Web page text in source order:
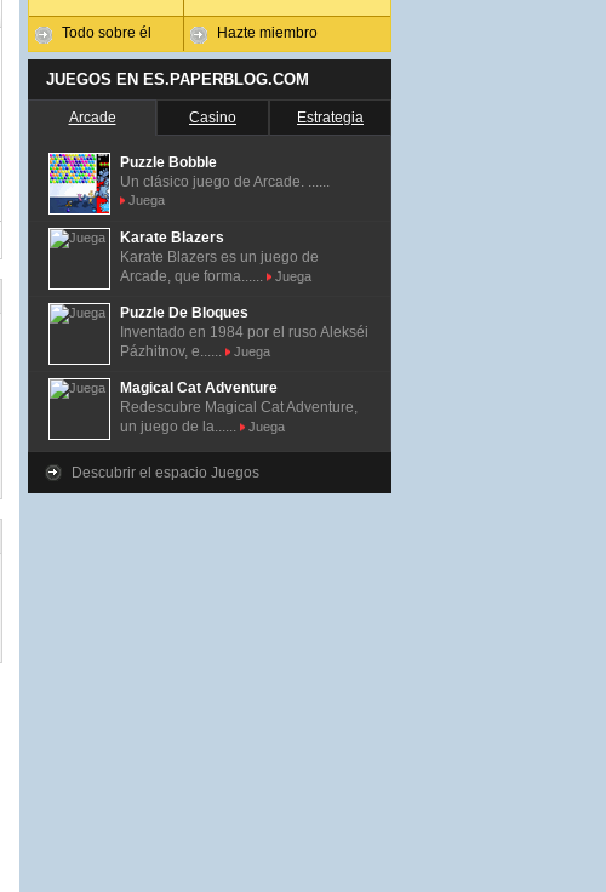
Todo sobre él Hazte miembro
JUEGOS EN ES.PAPERBLOG.COM
Arcade Casino Estrategia
Puzzle Bobble
Un clásico juego de Arcade. ......
Juega
Karate Blazers
Karate Blazers es un juego de
Arcade, que forma......
Juega
Puzzle De Bloques
Inventado en 1984 por el ruso Alekséi
Pázhitnov, e......
Juega
Magical Cat Adventure
Redescubre Magical Cat Adventure,
un juego de la......
Juega
Descubrir el espacio Juegos